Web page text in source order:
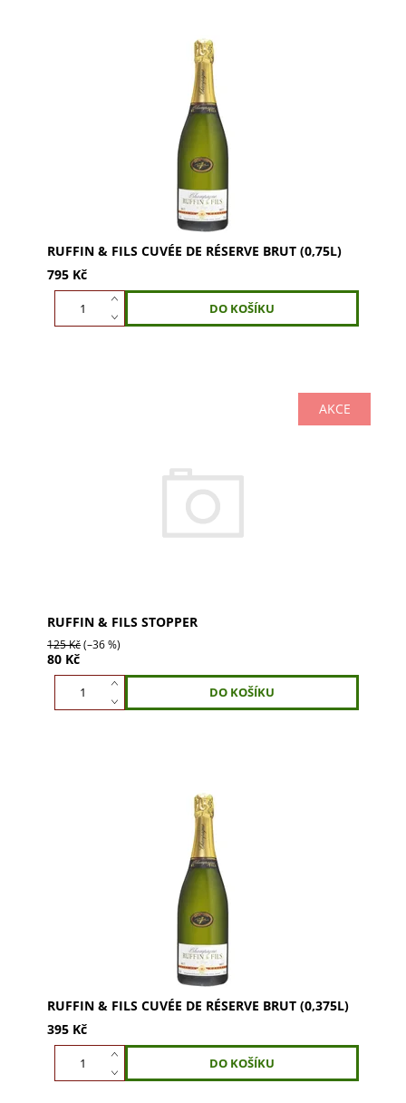
Ruffin & Fils Cuvée de Réserve Brut – dokonalé
šampaňské z Pinot Meunier, Pinot Noir a
Chardonnay. Světlá barva, svěží bublinky a ovocné
RUFFIN & FILS CUVÉE DE RÉSERVE BRUT (0,75L)
795 Kč
AKCE
vzduchu. Udržte bublinky tam, kde mají být.
RUFFIN & FILS STOPPER
125 Kč(–36 %)
80 Kč
Ruffin & Fils Cuvée de Réserve Brut 0,375l –
prestižní šampaňské s ovocným aroma a
květinovým nádechem. Směs 70% Pinot Meunier,
RUFFIN & FILS CUVÉE DE RÉSERVE BRUT (0,375L)
395 Kč